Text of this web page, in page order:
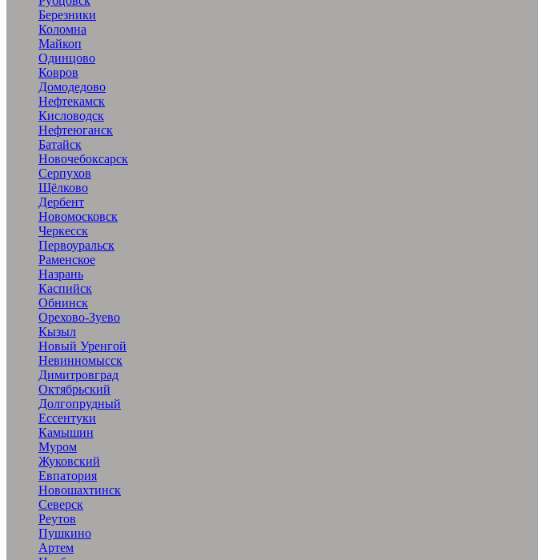
Березники
Коломна
Майкоп
Одинцово
Ковров
Домодедово
Нефтекамск
Кисловодск
Нефтеюганск
Батайск
Новочебоксарск
Серпухов
Щёлково
Дербент
Новомосковск
Черкесск
Первоуральск
Раменское
Назрань
Каспийск
Обнинск
Орехово-Зуево
Кызыл
Новый Уренгой
Невинномысск
Димитровград
Октябрьский
Долгопрудный
Ессентуки
Камышин
Муром
Жуковский
Евпатория
Новошахтинск
Северск
Реутов
Пушкино
Артем